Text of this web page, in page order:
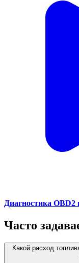
Диагностика
Часто
Какой расход